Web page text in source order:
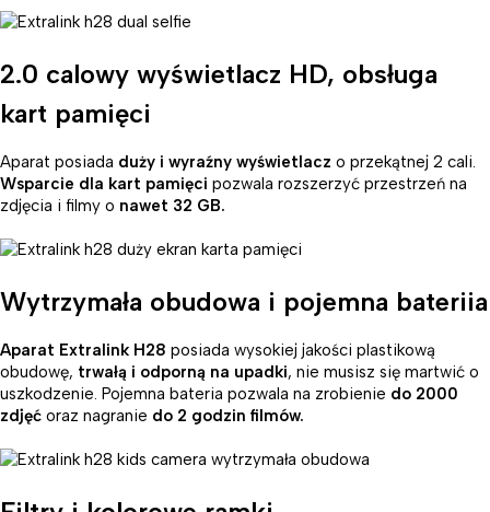
2.0 calowy wyświetlacz HD, obsługa
kart pamięci
Aparat posiada duży i wyraźny wyświetlacz o przekątnej 2 cali.
Wsparcie dla kart pamięci pozwala rozszerzyć przestrzeń na
zdjęcia i filmy o nawet 32 GB.
Wytrzymała obudowa i pojemna bateriia
Aparat Extralink H28 posiada wysokiej jakości plastikową
obudowę, trwałą i odporną na upadki, nie musisz się martwić o
uszkodzenie. Pojemna bateria pozwala na zrobienie do 2000
zdjęć oraz nagranie do 2 godzin filmów.